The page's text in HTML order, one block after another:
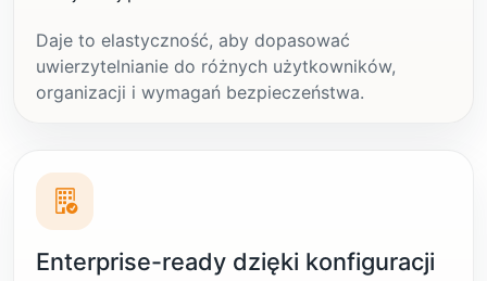
Daje to elastyczność, aby dopasować
uwierzytelnianie do różnych użytkowników,
organizacji i wymagań bezpieczeństwa.
Enterprise-ready dzięki konfiguracji